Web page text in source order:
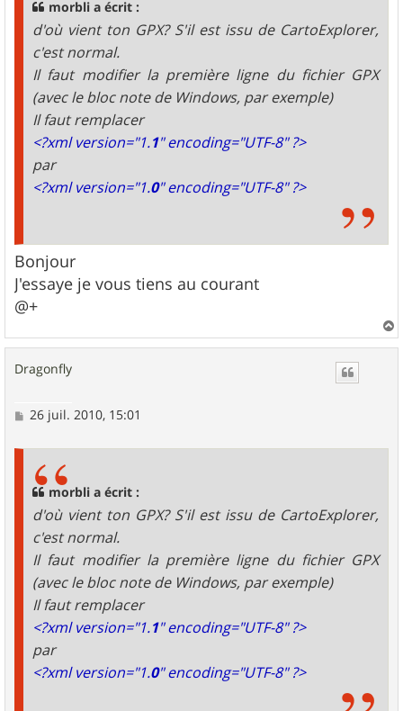
morbli a écrit :
d'où vient ton GPX? S'il est issu de CartoExplorer,
c'est normal.
Il faut modifier la première ligne du fichier GPX
(avec le bloc note de Windows, par exemple)
Il faut remplacer
<?xml version="1.1" encoding="UTF-8" ?>
par
<?xml version="1.0" encoding="UTF-8" ?>
Bonjour
J'essaye je vous tiens au courant
@+
a
Dragonfly
M
26 juil. 2010, 15:01
morbli a écrit :
d'où vient ton GPX? S'il est issu de CartoExplorer,
c'est normal.
Il faut modifier la première ligne du fichier GPX
(avec le bloc note de Windows, par exemple)
Il faut remplacer
<?xml version="1.1" encoding="UTF-8" ?>
par
<?xml version="1.0" encoding="UTF-8" ?>